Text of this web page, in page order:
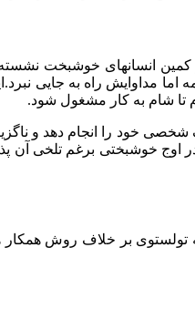
انسانهای خوشبخت
مداوایش راه به جایی
تا شام به کار مشغول شود.
خود را انجام دهد و
خوشبختی برغم تلخی آن
تولستوی بر خلاف روش